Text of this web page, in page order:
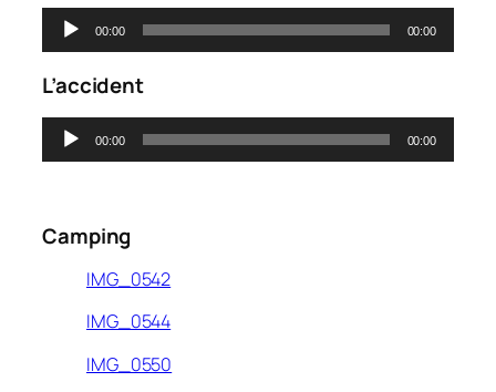
Lecteur
audio
00:00 00:00
L’accident
Lecteur
audio
00:00 00:00
Camping
IMG_0542
IMG_0544
IMG_0550